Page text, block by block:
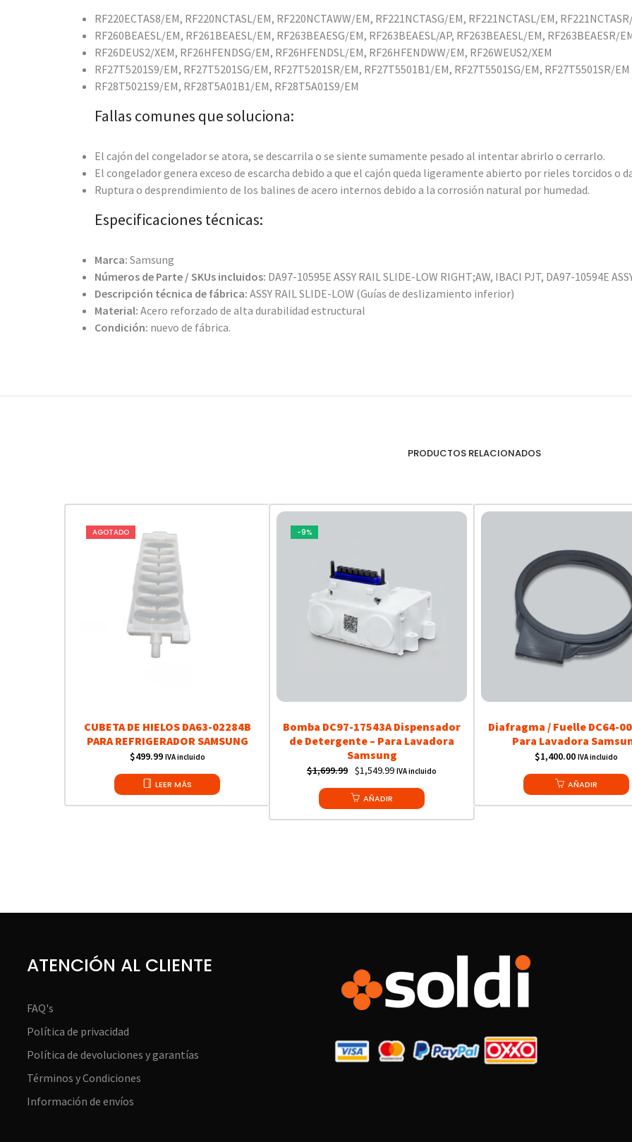
RF220ECTAS8/EM, RF220NCTASL/EM, RF220NCTAWW/EM, RF221NCTASG/EM, RF221NCTASL/EM,
RF260BEAESL/EM, RF261BEAESL/EM, RF263BEAESG/EM, RF263BEAESL/AP, RF263BEAESL/EM, RF263BEAESR/
RF26DEUS2/XEM, RF26HFENDSG/EM, RF26HFENDSL/EM, RF26HFENDWW/EM, RF26WEUS2/XEM
RF27T5201S9/EM, RF27T5201SG/EM, RF27T5201SR/EM, RF27T5501B1/EM, RF27T5501SG/EM, RF27T5501SR/EM
RF28T5021S9/EM, RF28T5A01B1/EM, RF28T5A01S9/EM
Fallas comunes que soluciona:
El cajón del congelador se atora, se descarrila o se siente sumamente pesado al intentar abrirlo o cerrarlo.
El congelador genera exceso de escarcha debido a que el cajón queda ligeramente abierto por rieles torcidos o
Ruptura o desprendimiento de los balines de acero internos debido a la corrosión natural por humedad.
Especificaciones técnicas:
Marca: Samsung
Números de Parte / SKUs incluidos: DA97-10595E ASSY RAIL SLIDE-LOW RIGHT;AW, IBACI PJT, DA97-10594E
Descripción técnica de fábrica: ASSY RAIL SLIDE-LOW (Guías de deslizamiento inferior)
Material: Acero reforzado de alta durabilidad estructural
Condición: nuevo de fábrica.
PRODUCTOS RELACIONADOS
AGOTADO
CUBETA DE HIELOS DA63-02284B
PARA REFRIGERADOR SAMSUNG
$499.99 IVA incluido
LEER MÁS
-9%
Bomba DC97-17543A Dispensador
de Detergente – Para Lavadora
Samsung
$1,699.99 Original
price
was:
$1,699.99.
$1,549.99Current
price
$1,549.99.
IVA incluido
AÑADIR
Diafragma / Fuelle DC64-
Para Lavadora
$1,400.00 IVA incluido
AÑADIR
ATENCIÓN AL CLIENTE
FAQ's
Política de privacidad
Política de devoluciones y garantías
Términos y Condiciones
Información de envíos